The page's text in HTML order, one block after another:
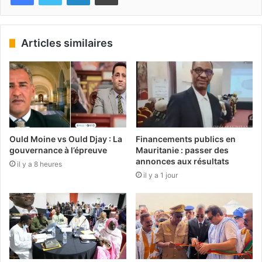
Articles similaires
Ould Moine vs Ould Djay : La
gouvernance à l’épreuve
il y a 8 heures
Financements publics en
Mauritanie : passer des
annonces aux résultats
il y a 1 jour